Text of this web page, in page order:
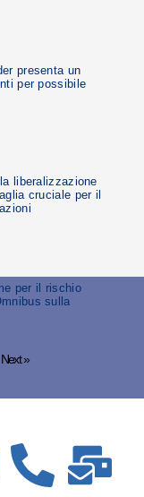
presenta un
per possibile
liberalizzazione
cruciale per il
per il rischio
sulla
Next »